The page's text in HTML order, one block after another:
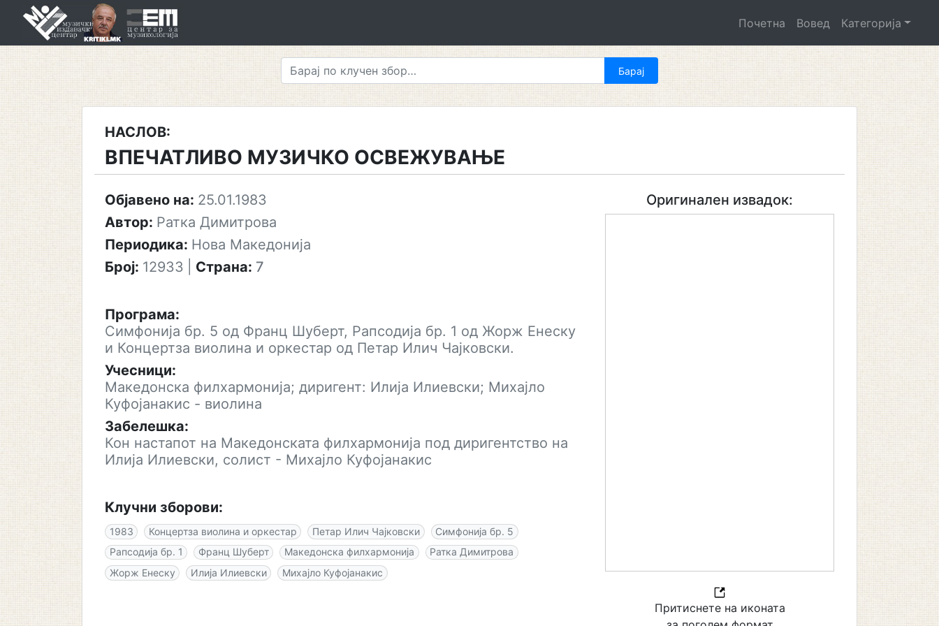
Почетна Вовед Категорија
НАСЛОВ:
ВПЕЧАТЛИВО МУЗИЧКО ОСВЕЖУВАЊЕ
Објавено на: 25.01.1983
Автор: Ратка Димитрова
Периодика: Нова Македонија
Број: 12933 Страна: 7
Програма:
Симфонија бр. 5 од Франц Шуберт, Рапсодија бр. 1 од Жорж Енеску
и Концертза виолина и оркестар од Петар Илич Чајковски.
Учесници:
Македонска филхармонија; диригент: Илија Илиевски; Михајло
Куфојанакис - виолина
Забелешка:
Кон настапот на Македонската филхармонија под диригентство на
Илија Илиевски, солист - Михајло Куфојанакис
Клучни зборови:
1983 Концертза виолина и оркестар Петар Илич Чајковски
Симфонија бр. 5
Рапсодија бр. 1
Франц Шуберт Македонска филхармонија
Ратка Димитрова
Жорж Енеску
Илија Илиевски Михајло Куфојанакис
Оригинален извадок:
Притиснете на иконата